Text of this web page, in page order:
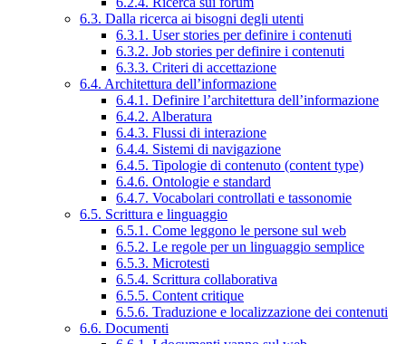
6.3. Dalla ricerca ai bisogni degli utenti
6.3.1. User stories per definire i contenuti
6.3.2. Job stories per definire i contenuti
6.3.3. Criteri di accettazione
6.4. Architettura dell’informazione
6.4.1. Definire l’architettura dell’informazione
6.4.2. Alberatura
6.4.3. Flussi di interazione
6.4.4. Sistemi di navigazione
6.4.5. Tipologie di contenuto (content type)
6.4.6. Ontologie e standard
6.4.7. Vocabolari controllati e tassonomie
6.5. Scrittura e linguaggio
6.5.1. Come leggono le persone sul web
6.5.2. Le regole per un linguaggio semplice
6.5.3. Microtesti
6.5.4. Scrittura collaborativa
6.5.5. Content critique
6.5.6. Traduzione e localizzazione dei contenuti
6.6. Documenti